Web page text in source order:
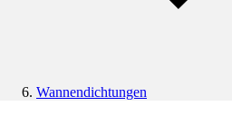
Wannendichtungen